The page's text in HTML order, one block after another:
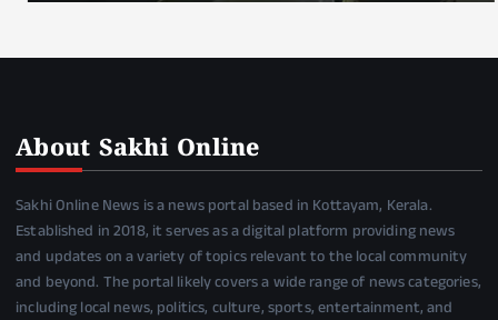
About Sakhi Online
Sakhi Online News is a news portal based in Kottayam, Kerala.
Established in 2018, it serves as a digital platform providing news
and updates on a variety of topics relevant to the local community
and beyond. The portal likely covers a wide range of news categories,
including local news, politics, culture, sports, entertainment, and